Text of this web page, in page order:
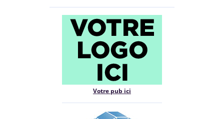
Votre pub ici